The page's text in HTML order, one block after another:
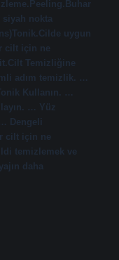
siyah nokta
uygun
cilt için ne
Temizliğine
adım temizlik. …
Kullanın. …
… Yüz
Dengeli
cilt için ne
temizlemek ve
daha